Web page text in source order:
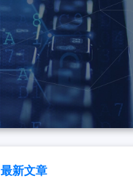
最新文章